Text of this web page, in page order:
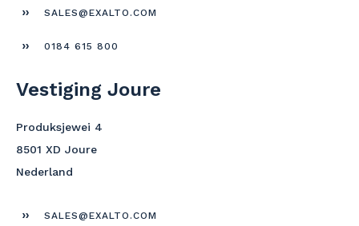
SALES@EXALTO.COM
0184 615 800
Vestiging Joure
Produksjewei 4
8501 XD Joure
Nederland
SALES@EXALTO.COM